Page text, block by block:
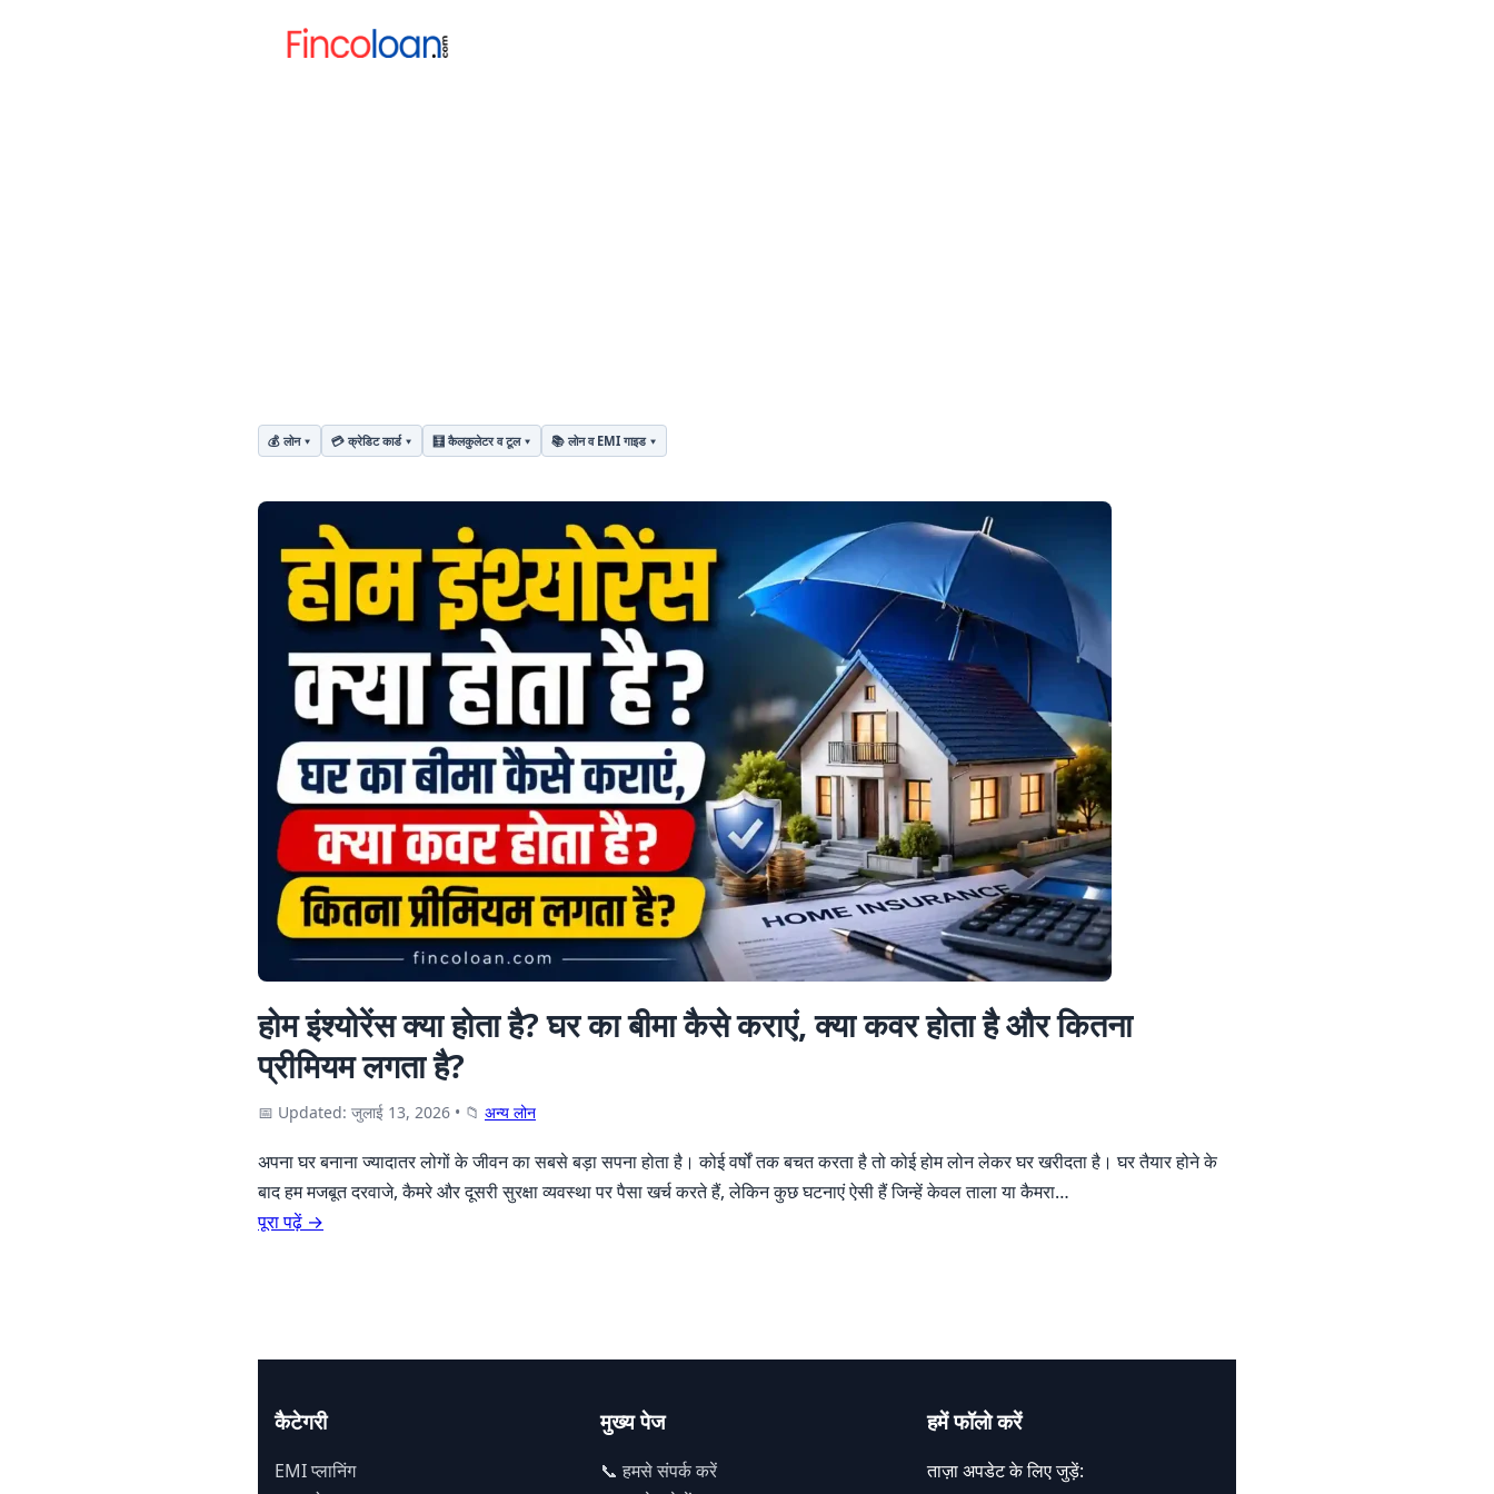
💰 लोन 💳 क्रेडिट कार्ड 🧮 कैलकुलेटर व टूल 📚 लोन व EMI गाइड
होम इंश्योरेंस क्या होता है? घर का बीमा कैसे कराएं, क्या कवर होता है और कितना
प्रीमियम लगता है?
📅 Updated: जुलाई 13, 2026 • 📁 अन्य लोन
अपना घर बनाना ज्यादातर लोगों के जीवन का सबसे बड़ा सपना होता है। कोई वर्षों तक बचत करता है तो कोई होम लोन लेकर घर खरीदता है। घर तैयार होने के
बाद हम मजबूत दरवाजे, कैमरे और दूसरी सुरक्षा व्यवस्था पर पैसा खर्च करते हैं, लेकिन कुछ घटनाएं ऐसी हैं जिन्हें केवल ताला या कैमरा…
पूरा पढ़ें →
कैटेगरी
EMI प्लानिंग
मुख्य पेज
📞 हमसे संपर्क करें
हमें फॉलो करें
ताज़ा अपडेट के लिए जुड़ें: